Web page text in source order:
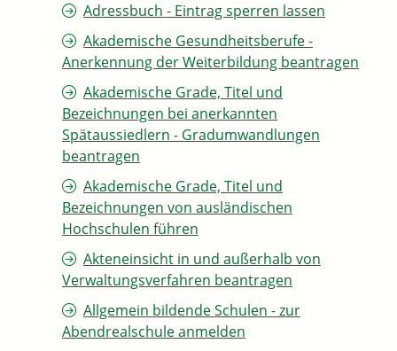
Adressbuch - Eintrag sperren lassen
Akademische Gesundheitsberufe -
Anerkennung der Weiterbildung beantragen
Akademische Grade, Titel und
Bezeichnungen bei anerkannten
Spätaussiedlern - Gradumwandlungen
beantragen
Akademische Grade, Titel und
Bezeichnungen von ausländischen
Hochschulen führen
Akteneinsicht in und außerhalb von
Verwaltungsverfahren beantragen
Allgemein bildende Schulen - zur
Abendrealschule anmelden